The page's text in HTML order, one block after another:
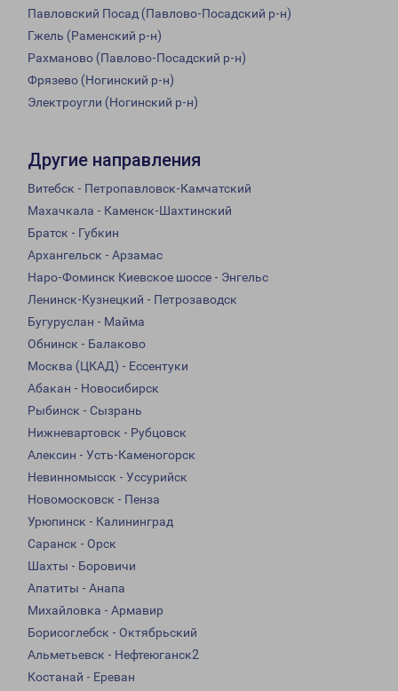
Павловский Посад (Павлово-Посадский р-н)
Гжель (Раменский р-н)
Рахманово (Павлово-Посадский р-н)
Фрязево (Ногинский р-н)
Электроугли (Ногинский р-н)
Другие направления
Витебск - Петропавловск-Камчатский
Махачкала - Каменск-Шахтинский
Братск - Губкин
Архангельск - Арзамас
Наро-Фоминск Киевское шоссе - Энгельс
Ленинск-Кузнецкий - Петрозаводск
Бугуруслан - Майма
Обнинск - Балаково
Москва (ЦКАД) - Ессентуки
Абакан - Новосибирск
Рыбинск - Сызрань
Нижневартовск - Рубцовск
Алексин - Усть-Каменогорск
Невинномысск - Уссурийск
Новомосковск - Пенза
Урюпинск - Калининград
Саранск - Орск
Шахты - Боровичи
Апатиты - Анапа
Михайловка - Армавир
Борисоглебск - Октябрьский
Альметьевск - Нефтеюганск2
Костанай - Ереван